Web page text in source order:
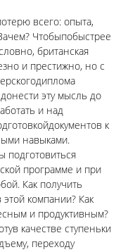
всего: опыта,
Чтобыпобыстрее
британская
и престижно, но с
эту мысль до
и над
к
навыками.
подготовиться
программе и при
Как получить
компании? Как
и продуктивным?
качестве ступеньки
переходу